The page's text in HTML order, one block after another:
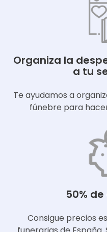
Organiza la
a tu
Te ayudamos a
fúnebre para
50%
Consigue precios